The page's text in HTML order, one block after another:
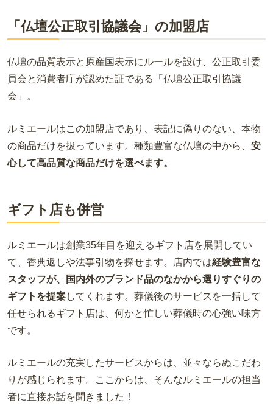
「仏壇公正取引協議会」の加盟店
仏壇の品質表示と原産国表示にルールを設け、公正取引委
員会と消費者庁が認めた証である「仏壇公正取引協議
会」。
ルミエールはこの加盟店であり、表記に偽りのない、本物
の商品だけを扱っています。種類豊富な仏壇の中から、 安
心して高品質な商品だけを選べます。
ギフト店も併営
ルミエールは創業35年目を迎えるギフト店を展開してい
て、香典返しや法事引物を探せます。店内では経験豊富な
スタッフが、国内外のブランド品のなかから選りすぐりの
ギフトを提案してくれます。葬儀後のサービスを一括して
任せられるギフト店は、何かと忙しい葬儀時の心強い味方
です。
ルミエールの充実したサービスからは、並々ならぬこだわ
りが感じられます。ここからは、そんなルミエールの担当
者に直接お話を聞きました！